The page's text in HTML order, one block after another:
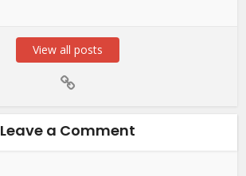
View all posts
Leave a Comment